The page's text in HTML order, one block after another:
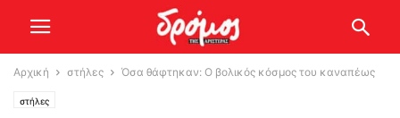
Αρχική στήλες Όσα θάφτηκαν: Ο βολικός κόσμος του καναπέως
στήλες